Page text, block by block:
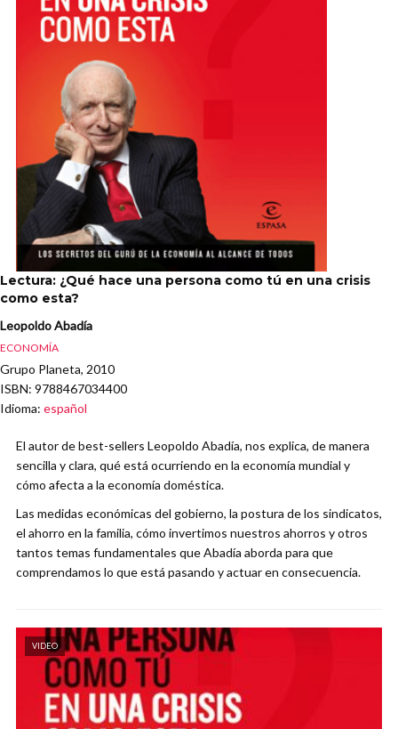
Lectura: ¿Qué hace una persona como tú en una crisis
como esta?
Leopoldo Abadía
ECONOMÍA
Grupo Planeta, 2010
ISBN: 9788467034400
Idioma: español
El autor de best-sellers Leopoldo Abadía, nos explica, de manera
sencilla y clara, qué está ocurriendo en la economía mundial y
cómo afecta a la economía doméstica.
Las medidas económicas del gobierno, la postura de los sindicatos,
el ahorro en la familia, cómo invertimos nuestros ahorros y otros
tantos temas fundamentales que Abadía aborda para que
comprendamos lo que está pasando y actuar en consecuencia.
VIDEO